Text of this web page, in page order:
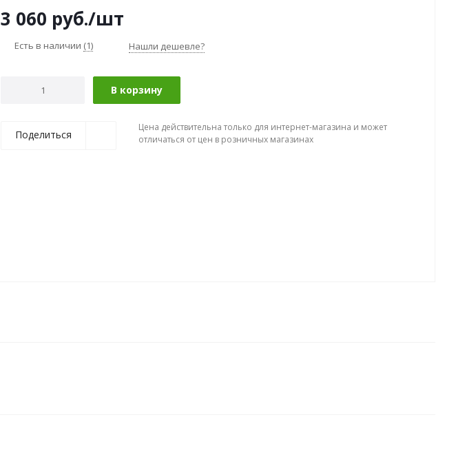
3 060 руб./шт
Есть в наличии (1) Нашли дешевле?
В корзину
Поделиться
Цена действительна только для интернет-магазина и может
отличаться от цен в розничных магазинах